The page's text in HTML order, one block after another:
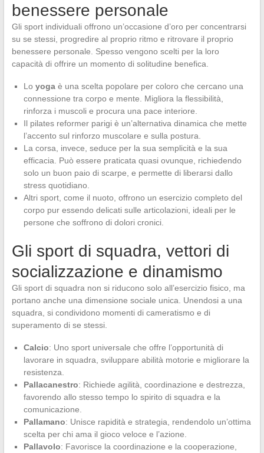
benessere personale
Gli sport individuali offrono un’occasione d’oro per concentrarsi
su se stessi, progredire al proprio ritmo e ritrovare il proprio
benessere personale. Spesso vengono scelti per la loro
capacità di offrire un momento di solitudine benefica.
Lo yogaè una scelta popolare per coloro che cercano una
connessione tra corpo e mente. Migliora la flessibilità,
rinforza i muscoli e procura una pace interiore.
Il pilates reformer parigi è un’alternativa dinamica che mette
l’accento sul rinforzo muscolare e sulla postura.
La corsa, invece, seduce per la sua semplicità e la sua
efficacia. Può essere praticata quasi ovunque, richiedendo
solo un buon paio di scarpe, e permette di liberarsi dallo
stress quotidiano.
Altri sport, come il nuoto, offrono un esercizio completo del
corpo pur essendo delicati sulle articolazioni, ideali per le
persone che soffrono di dolori cronici.
Gli sport di squadra, vettori di
socializzazione e dinamismo
Gli sport di squadra non si riducono solo all’esercizio fisico, ma
portano anche una dimensione sociale unica. Unendosi a una
squadra, si condividono momenti di cameratismo e di
superamento di se stessi.
Calcio: Uno sport universale che offre l’opportunità di
lavorare in squadra, sviluppare abilità motorie e migliorare la
resistenza.
Pallacanestro: Richiede agilità, coordinazione e destrezza,
favorendo allo stesso tempo lo spirito di squadra e la
comunicazione.
Pallamano: Unisce rapidità e strategia, rendendolo un’ottima
scelta per chi ama il gioco veloce e l’azione.
Pallavolo: Favorisce la coordinazione e la cooperazione,